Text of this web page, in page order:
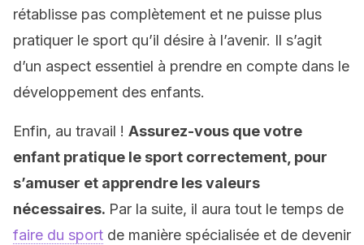
rétablisse pas complètement et ne puisse plus
pratiquer le sport qu’il désire à l’avenir. Il s’agit
d’un aspect essentiel à prendre en compte dans le
développement des enfants.
Enfin, au travail ! Assurez-vous que votre
enfant pratique le sport correctement, pour
s’amuser et apprendre les valeurs
nécessaires. Par la suite, il aura tout le temps de
faire du sport de manière spécialisée et de devenir